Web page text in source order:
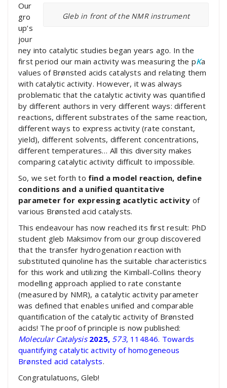
Gleb in front of the NMR instrument
Our
gro
up’s
jour
ney into catalytic studies began years ago. In the
first period our main activity was measuring the pKa
values of Brønsted acids catalysts and relating them
with catalytic activity. However, it was always
problematic that the catalytic activity was quantified
by different authors in very different ways: different
reactions, different substrates of the same reaction,
different ways to express activity (rate constant,
yield), different solvents, different concentrations,
different temperatures… All this diversity makes
comparing catalytic activity difficult to impossible.
So, we set forth to find a model reaction, define
conditions and a unified quantitative
parameter for expressing acatlytic activity of
various Brønsted acid catalysts.
This endeavour has now reached its first result: PhD
student gleb Maksimov from our group discovered
that the transfer hydrogenation reaction with
substituted quinoline has the suitable characteristics
for this work and utilizing the Kimball-Collins theory
modelling approach applied to rate constante
(measured by NMR), a catalytic activity parameter
was defined that enables unified and comparable
quantification of the catalytic activity of Brønsted
acids! The proof of principle is now published:
Molecular Catalysis 2025, 573, 114846. Towards
quantifying catalytic activity of homogeneous
Brønsted acid catalysts.
Congratulatuons, Gleb!